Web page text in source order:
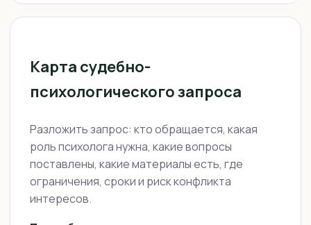
Карта судебно-
психологического запроса
Разложить запрос: кто обращается, какая
роль психолога нужна, какие вопросы
поставлены, какие материалы есть, где
ограничения, сроки и риск конфликта
интересов.